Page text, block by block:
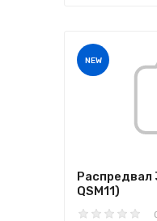
NEW
Распредвал
QSM11)